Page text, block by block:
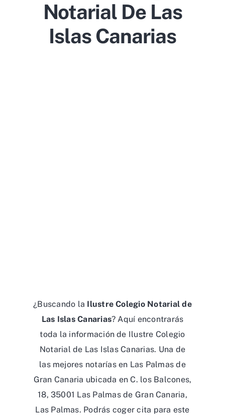
Notarial De Las
Islas Canarias
¿Buscando la Ilustre Colegio Notarial de
Las Islas Canarias? Aquí encontrarás
toda la información de Ilustre Colegio
Notarial de Las Islas Canarias. Una de
las mejores notarías en Las Palmas de
Gran Canaria ubicada en C. los Balcones,
18, 35001 Las Palmas de Gran Canaria,
Las Palmas. Podrás coger cita para este